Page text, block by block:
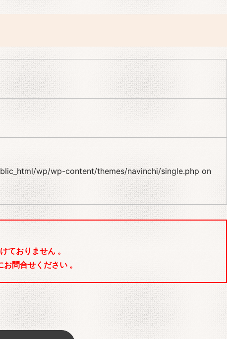
wp/wp-content/themes/navinchi/single.php on
ておりません 。
問合せください 。